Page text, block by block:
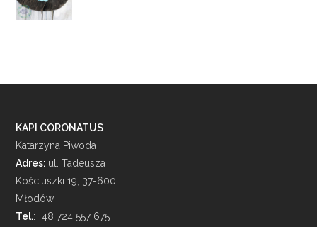
KAPI CORONATUS
Katarzyna Piwoda
Adres: ul. Tadeusza
Kościuszki 19, 37-600
Młodów
Tel.: +48 724 557 675